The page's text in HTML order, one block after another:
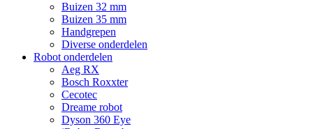
Buizen 32 mm
Buizen 35 mm
Handgrepen
Diverse onderdelen
Robot onderdelen
Aeg RX
Bosch Roxxter
Cecotec
Dreame robot
Dyson 360 Eye